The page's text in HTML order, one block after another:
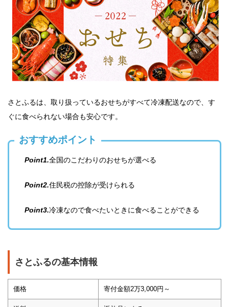
さとふるは、取り扱っているおせちがすべて冷凍配送なので、す
ぐに食べられない場合も安心です。
おすすめポイント
Point1.全国のこだわりのおせちが選べる
Point2.住民税の控除が受けられる
Point3.冷凍なので食べたいときに食べることができる
さとふるの基本情報
価格 寄付金額2万3,000円～